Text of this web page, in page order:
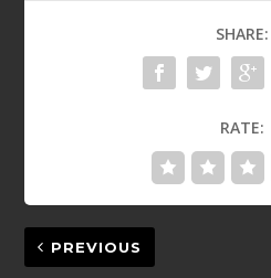
SHARE:
RATE:
PREVIOUS